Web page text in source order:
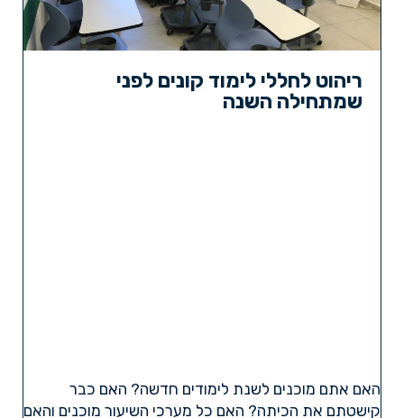
ריהוט לחללי לימוד קונים לפני
שמתחילה השנה
האם אתם מוכנים לשנת לימודים חדשה? האם כבר
קישטתם את הכיתה? האם כל מערכי השיעור מוכנים והאם